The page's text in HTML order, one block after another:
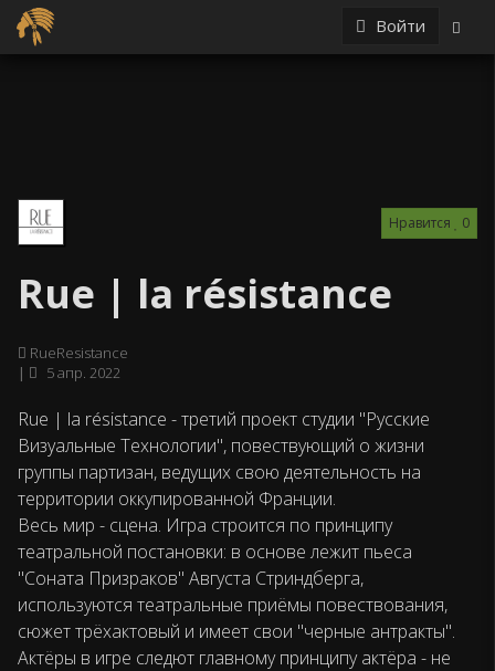
Войти
Нравится 0
Rue | la résistance
RueResistance
5 апр. 2022
Rue | la résistance - третий проект студии "Русские
Визуальные Технологии", повествующий о жизни
группы партизан, ведущих свою деятельность на
территории оккупированной Франции.
Весь мир - сцена. Игра строится по принципу
театральной постановки: в основе лежит пьеса
"Соната Призраков" Августа Стриндберга,
используются театральные приёмы повествования,
сюжет трёхактовый и имеет свои "черные антракты".
Актёры в игре следют главному принципу актёра - не